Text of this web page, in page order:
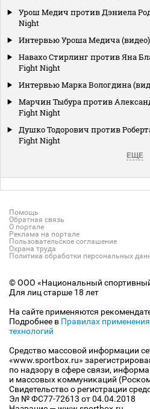
Урош Медич против Дэниела
Night
Интервью Уроша Медича
Навахо Стирлинг против Яна
Fight Night
Интервью Марка Вологдина
Марчин Тыбура против
Fight Night
Душко Тодорович против
Fight Night
ЕЩЕ
Помощь
Обратная связь
О портале
Реклама на портале
Пользовательское соглашение
Охрана труда
Политика обработки персональных
© ООО «Национальный
Для лиц старше 18 лет
На сайте применяются
Подробнее в Правилах
технологий
Средство массовой информации
«www.sportbox.ru»
по надзору в сфере связи,
и массовых коммуникаций
Свидетельство о регистрации
Эл № ФС77-72613 от 04.04.2018